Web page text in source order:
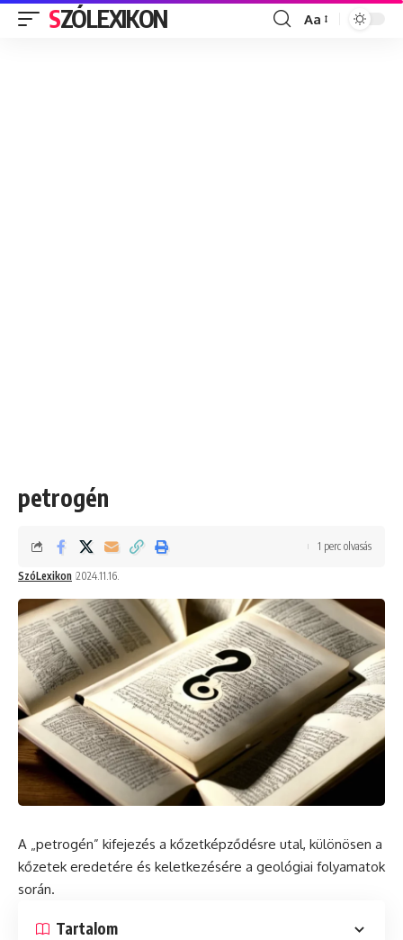
SZÓLEXIKON
Font
Aa
petrogén
SzóLexikon 2024.11.16.
1 perc olvasás
A „petrogén” kifejezés a kőzetképződésre utal, különösen a
kőzetek eredetére és keletkezésére a geológiai folyamatok
során.
Tartalom